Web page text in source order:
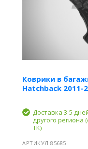
Коврики в
Hatchback 2011-
Доставка 3-5
другого региона
ТК)
АРТИКУЛ 85685